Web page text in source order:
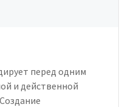
перед одним
и действенной